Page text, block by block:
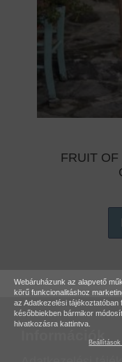
Webáruházunk az alapvető
körű funkcionalitáshoz
az Adatkezelési tájékoztatóban
későbbiekben bármikor
hivatkozásra kattintva.
FRUIT
Információk